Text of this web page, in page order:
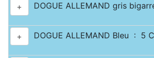
+ DOGUE ALLEMAND gris
+ DOGUE ALLEMAND Bleu : 5